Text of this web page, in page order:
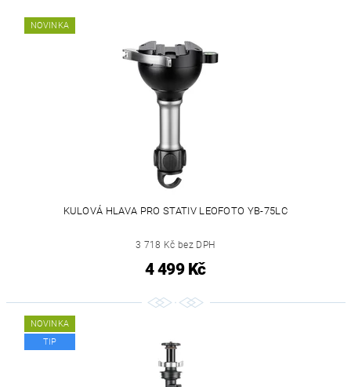
NOVINKA
KULOVÁ HLAVA PRO STATIV LEOFOTO YB-75LC
3 718 Kč bez DPH
4 499 Kč
NOVINKA
TIP